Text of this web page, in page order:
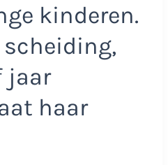
kinderen.
jaar
haar